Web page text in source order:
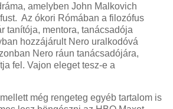
amelyben John Malkovich
Az ókori Rómában a filozófus
tanítója, mentora, tanácsadója
hozzájárult Nero uralkodóvá
Nero ráun tanácsadójára,
fel. Vajon eleget tesz-e a
még rengeteg egyéb tartalom is